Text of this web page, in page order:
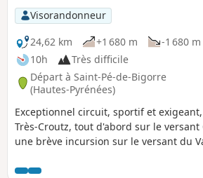
Visorandonneur
24,62 km
+1 680 m
-1 680 m
10h
Très difficile
Départ à Saint-Pé-de-Bigorre
(Hautes-Pyrénées)
Exceptionnel circuit, sportif et
Très-Croutz, tout d'abord sur le versant
une brève incursion sur le versant du
d'Espadres et la crête de Saint-Pé (de